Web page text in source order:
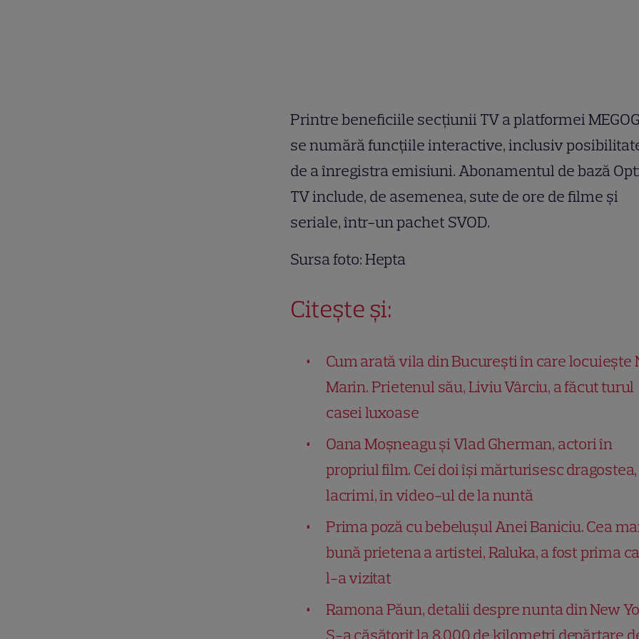
Printre beneficiile secţiunii TV a platformei
se numără funcţiile interactive, inclusiv
de a înregistra emisiuni. Abonamentul de bază
TV include, de asemenea, sute de ore de filme și
seriale, într-un pachet SVOD.
Sursa foto: Hepta
Citește și:
Cum arată vila din București în care locuiește
Marin. Prietenul său, Liviu Vârciu, a făcut turul
casei luxoase
Oana Moșneagu și Vlad Gherman, actori în
propriul film. Cei doi își mărturisesc
lacrimi, în video-ul de la nuntă
Prima poză cu bebelușul Anei Baniciu. Cea
bună prietena a artistei, Raluka, a fost prima
l-a vizitat
Ramona Păun, detalii despre nunta din New